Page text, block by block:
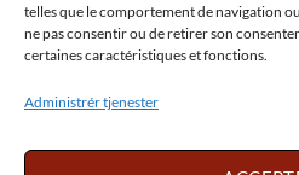
telles que le comportement de navigation
ne pas consentir ou de retirer son
certaines caractéristiques et fonctions.
Administrér tjenester
My Account